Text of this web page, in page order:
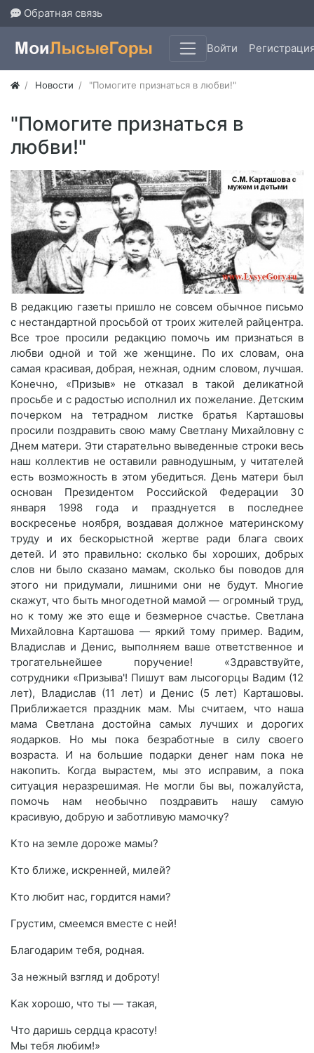
Обратная связь
Войти
Новости "Помогите признаться в любви!"
"Помогите признаться в
любви!"
В редакцию газеты пришло не совсем обычное письмо
с нестандартной просьбой от троих жителей райцентра.
Все трое просили редакцию помочь им признаться в
любви одной и той же женщине. По их словам, она
самая красивая, добрая, нежная, одним словом, лучшая.
Конечно, «Призыв» не отказал в такой деликатной
просьбе и с радостью исполнил их пожелание. Детским
почерком на тетрадном листке братья Карташовы
просили поздравить свою маму Светлану Михайловну с
Днем матери. Эти старательно выведенные строки весь
наш коллектив не оставили равнодушным, у читателей
есть возможность в этом убедиться. День матери был
основан Президентом Российской Федерации 30
января 1998 года и празднуется в последнее
воскресенье ноября, воздавая должное материнскому
труду и их бескорыстной жертве ради блага своих
детей. И это правильно: сколько бы хороших, добрых
слов ни было сказано мамам, сколько бы поводов для
этого ни придумали, лишними они не будут. Многие
скажут, что быть многодетной мамой — огромный труд,
но к тому же это еще и безмерное счастье. Светлана
Михайловна Карташова — яркий тому пример. Вадим,
Владислав и Денис, выполняем ваше ответственное и
трогательнейшее поручение! «Здравствуйте,
сотрудники «Призыва'! Пишут вам лысогорцы Вадим (12
лет), Владислав (11 лет) и Денис (5 лет) Карташовы.
Приближается праздник мам. Мы считаем, что наша
мама Светлана достойна самых лучших и дорогих
яодарков. Но мы пока безработные в силу своего
возраста. И на большие подарки денег нам пока не
накопить. Когда вырастем, мы это исправим, а пока
ситуация неразрешимая. Не могли бы вы, пожалуйста,
помочь нам необычно поздравить нашу самую
красивую, добрую и заботливую мамочку?
Кто на земле дороже мамы?
Кто ближе, искренней, милей?
Кто любит нас, гордится нами?
Грустим, смеемся вместе с ней!
Благодарим тебя, родная.
За нежный взгляд и доброту!
Как хорошо, что ты — такая,
Что даришь сердца красоту!
Мы тебя любим!»